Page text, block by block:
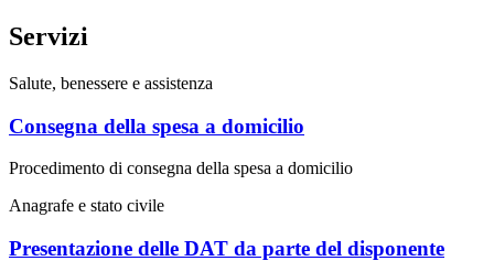
Servizi
Salute, benessere e assistenza
Consegna della spesa a domicilio
Procedimento di consegna della spesa a domicilio
Anagrafe e stato civile
Presentazione delle DAT da parte del disponente